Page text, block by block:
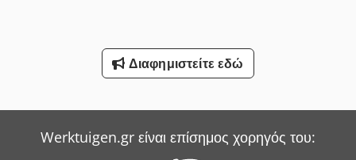
Διαφημιστείτε εδώ
Werktuigen.gr είναι επίσημος χορηγός του: